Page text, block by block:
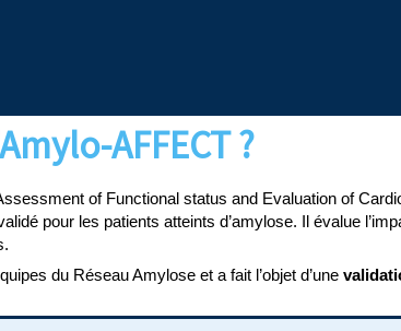
AFFECT ?
of Functional status and Evaluation of
pour les patients atteints d’amylose. Il évalue
du Réseau Amylose et a fait l’objet d’une